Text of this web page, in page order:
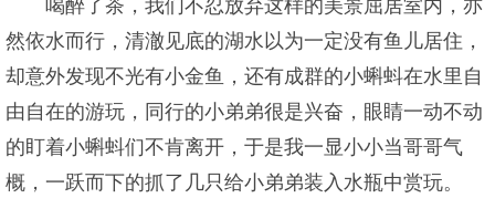
喝醉了茶，我们不忍放弃这样的美景屈居室内，亦
然依水而行，清澈见底的湖水以为一定没有鱼儿居住，
却意外发现不光有小金鱼，还有成群的小蝌蚪在水里自
由自在的游玩，同行的小弟弟很是兴奋，眼睛一动不动
的盯着小蝌蚪们不肯离开，于是我一显小小当哥哥气
概，一跃而下的抓了几只给小弟弟装入水瓶中赏玩。